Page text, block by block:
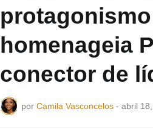
homenageia
conector de
por Camila Vasconcelos - abril